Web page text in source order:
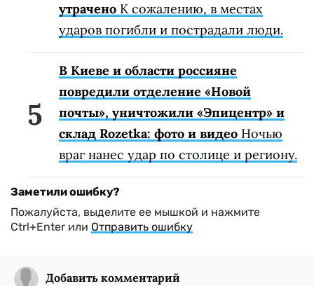
утрачено К сожалению, в местах
ударов погибли и пострадали люди.
В Киеве и области россияне
повредили отделение «Новой
почты», уничтожили «Эпицентр» и
склад Rozetka: фото и видео Ночью
враг нанес удар по столице и региону.
Заметили ошибку?
Пожалуйста, выделите ее мышкой и нажмите
Ctrl+Enter или Отправить ошибку
Добавить комментарий